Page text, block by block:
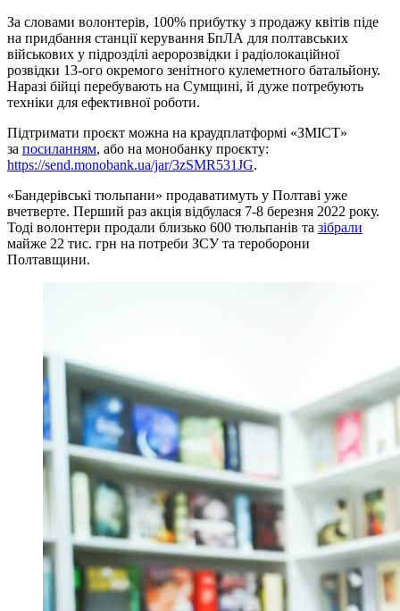
За словами волонтерів, 100% прибутку з продажу квітів піде
на придбання станції керування БпЛА для полтавських
військових у підрозділі аеророзвідки і радіолокаційної
розвідки 13-ого окремого зенітного кулеметного батальйону.
Наразі бійці перебувають на Сумщині, й дуже потребують
техніки для ефективної роботи.
Підтримати проєкт можна на краудплатформі «ЗМІСТ»
за посиланням, або на монобанку проєкту:
https://send.monobank.ua/jar/3zSMR531JG.
«Бандерівські тюльпани» продаватимуть у Полтаві уже
вчетверте. Перший раз акція відбулася 7-8 березня 2022 року.
Тоді волонтери продали близько 600 тюльпанів та зібрали
майже 22 тис. грн на потреби ЗСУ та тероборони
Полтавщини.